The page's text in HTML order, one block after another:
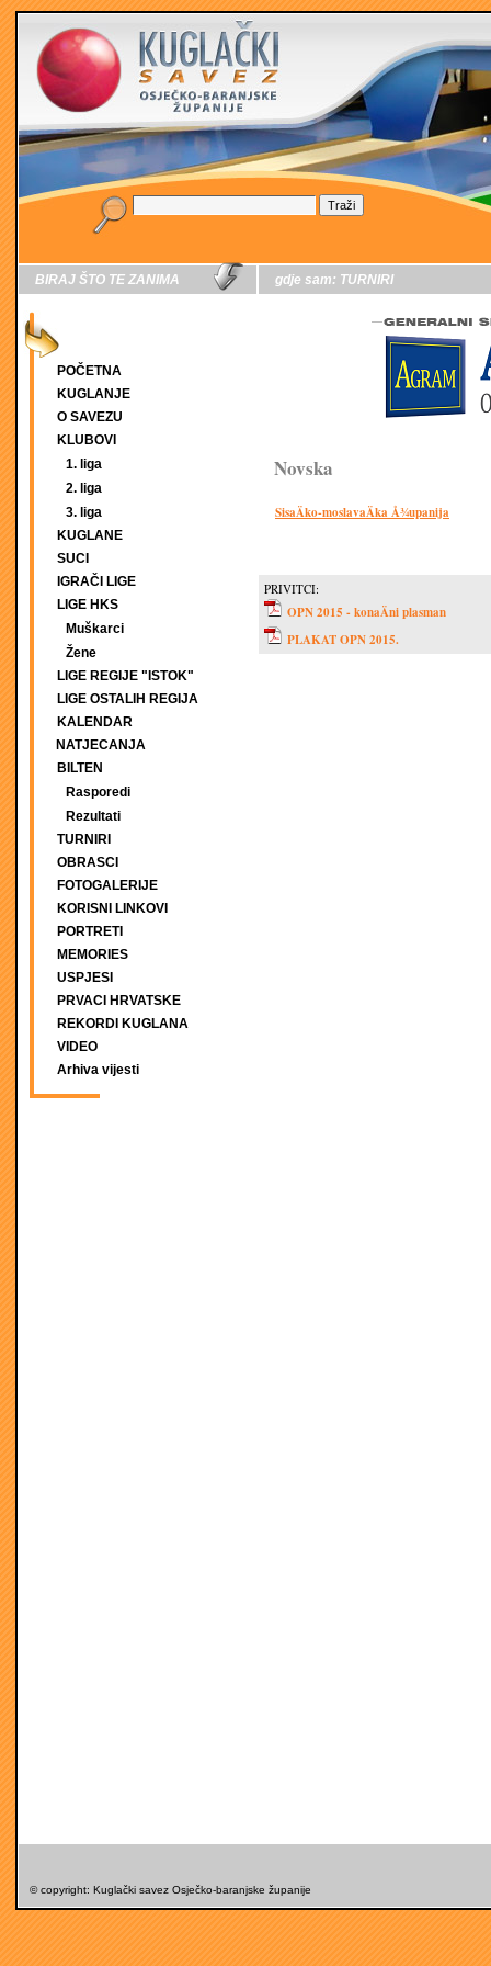
BIRAJ ŠTO TE ZANIMA
POČETNA
KUGLANJE
O SAVEZU
KLUBOVI
1. liga
2. liga
3. liga
KUGLANE
SUCI
IGRAČI LIGE
LIGE HKS
Muškarci
Žene
LIGE REGIJE "ISTOK"
LIGE OSTALIH REGIJA
KALENDAR
NATJECANJA
BILTEN
Rasporedi
Rezultati
TURNIRI
OBRASCI
FOTOGALERIJE
KORISNI LINKOVI
PORTRETI
MEMORIES
USPJESI
PRVACI HRVATSKE
REKORDI KUGLANA
VIDEO
Arhiva vijesti
gdje sam: TURNIRI
Novska
SisaÄko-moslavaÄka Å¾upanija
PRIVITCI:
OPN 2015 - konaÄni plasman
PLAKAT OPN 2015.
© copyright: Kuglački savez Osječko-baranjske županije